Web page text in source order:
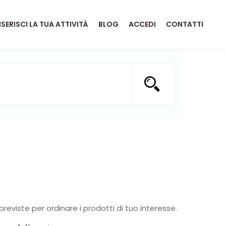
LA TUA ATTIVITÀ BLOG ACCEDI CONTATTI
per ordinare i prodotti di tuo interesse.